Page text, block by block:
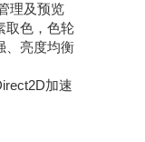
理及预览
取色，色轮
、亮度均衡
加速